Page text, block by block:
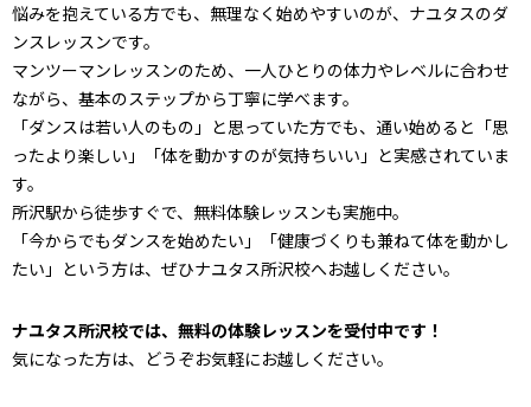
悩みを抱えている方でも、無理なく始めやすいのが、ナユタスのダ
ンスレッスンです。
マンツーマンレッスンのため、一人ひとりの体力やレベルに合わせ
ながら、基本のステップから丁寧に学べます。
「ダンスは若い人のもの」と思っていた方でも、通い始めると「思
ったより楽しい」「体を動かすのが気持ちいい」と実感されていま
す。
所沢駅から徒歩すぐで、無料体験レッスンも実施中。
「今からでもダンスを始めたい」「健康づくりも兼ねて体を動かし
たい」という方は、ぜひナユタス所沢校へお越しください。
ナユタス所沢校では、無料の体験レッスンを受付中です！
気になった方は、どうぞお気軽にお越しください。